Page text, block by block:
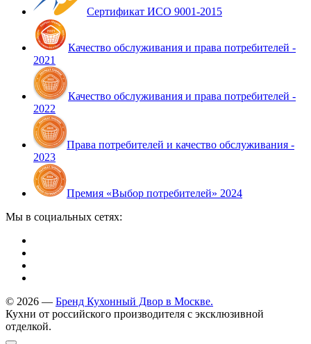
Сертификат ИСО 9001-2015
Качество обслуживания и права потребителей -
2021
Качество обслуживания и права потребителей -
2022
Права потребителей и качество обслуживания -
2023
Премия «Выбор потребителей» 2024
Мы в социальных сетях:
© 2026 — Бренд Кухонный Двор в Москве.
Кухни от российского производителя с эксклюзивной
отделкой.